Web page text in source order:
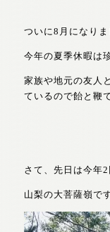
ついに8月になりま
今年の夏季休暇は
家族や地元の友人
ているので飴と鞭
さて、先日は今年2
山梨の大菩薩嶺です